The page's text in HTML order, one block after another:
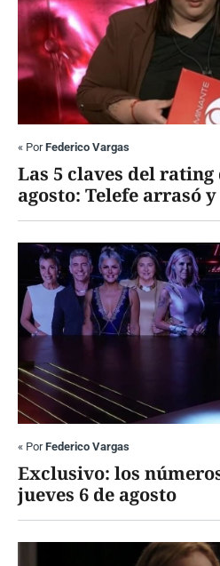
« PorFederico Vargas
Las 5 claves del rating
agosto: Telefe arrasó
« PorFederico Vargas
Exclusivo: los
jueves 6 de agosto